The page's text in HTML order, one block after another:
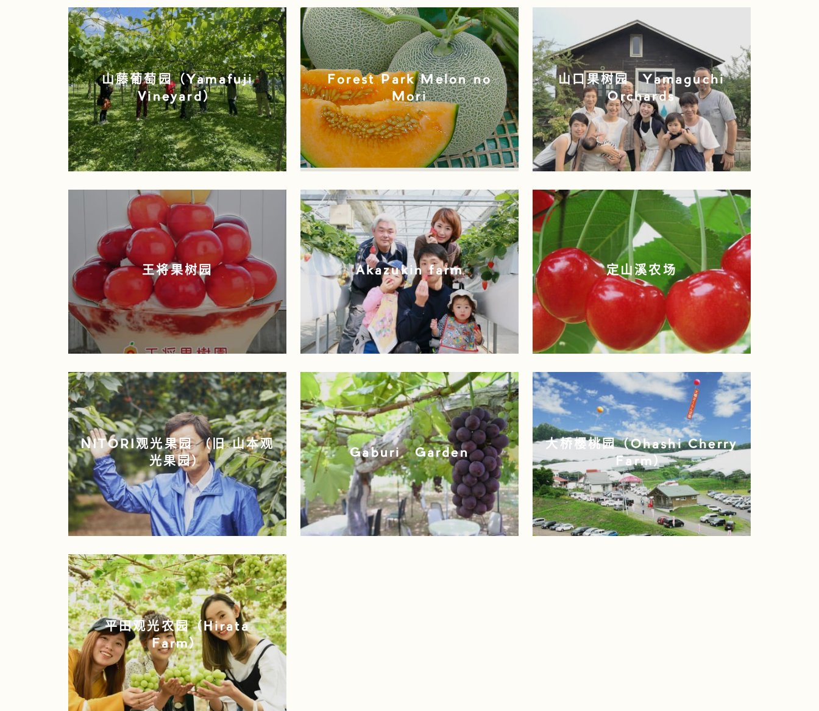
山藤葡萄园（Yamafuji
Vineyard）
Forest Park Melon no
Mori
山口果树园 Yamaguchi
Orchards
王将果树园 Akazukin farm 定山溪农场
NITORI观光果园 （旧 山本观
光果园）
Gaburi Garden
大桥樱桃园（Ohashi Cherry
Farm）
平田观光农园（Hirata
Farm）